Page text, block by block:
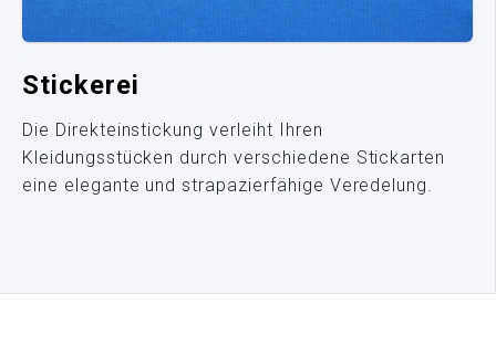
Stickerei
Die Direkteinstickung verleiht Ihren
Kleidungsstücken durch verschiedene Stickarten
eine elegante und strapazierfähige Veredelung.